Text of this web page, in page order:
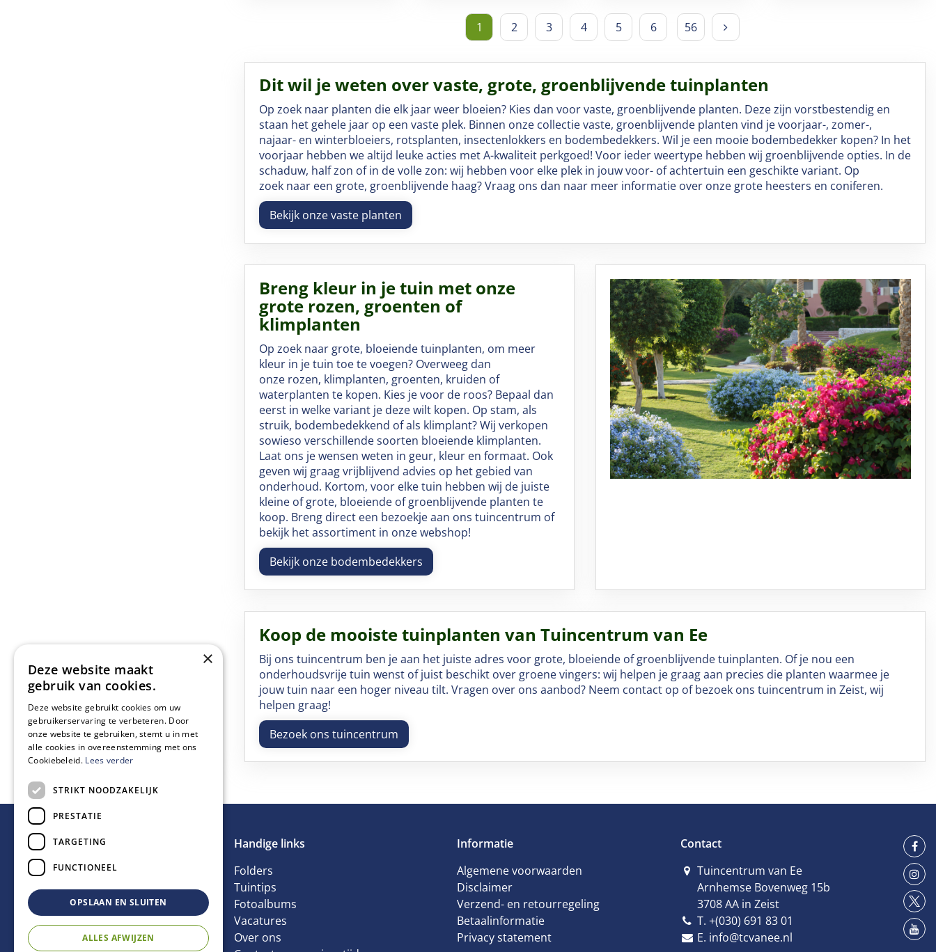
1 2 3 4 5 6 56
Dit wil je weten over vaste, grote, groenblijvende tuinplanten
Op zoek naar planten die elk jaar weer bloeien? Kies dan voor vaste, groenblijvende planten. Deze zijn vorstbestendig en
staan het gehele jaar op een vaste plek. Binnen onze collectie vaste, groenblijvende planten vind je voorjaar-, zomer-,
najaar- en winterbloeiers, rotsplanten, insectenlokkers en bodembedekkers. Wil je een mooie bodembedekker kopen? In het
voorjaar hebben we altijd leuke acties met A-kwaliteit perkgoed! Voor ieder weertype hebben wij groenblijvende opties. In de
schaduw, half zon of in de volle zon: wij hebben voor elke plek in jouw voor- of achtertuin een geschikte variant. Op
zoek naar een grote, groenblijvende haag? Vraag ons dan naar meer informatie over onze grote heesters en coniferen.
Bekijk onze vaste planten
Breng kleur in je tuin met onze
grote rozen, groenten of
klimplanten
Op zoek naar grote, bloeiende tuinplanten, om meer
kleur in je tuin toe te voegen? Overweeg dan
onze rozen, klimplanten, groenten, kruiden of
waterplanten te kopen. Kies je voor de roos? Bepaal dan
eerst in welke variant je deze wilt kopen. Op stam, als
struik, bodembedekkend of als klimplant? Wij verkopen
sowieso verschillende soorten bloeiende klimplanten.
Laat ons je wensen weten in geur, kleur en formaat. Ook
geven wij graag vrijblijvend advies op het gebied van
onderhoud. Kortom, voor elke tuin hebben wij de juiste
kleine of grote, bloeiende of groenblijvende planten te
koop. Breng direct een bezoekje aan ons tuincentrum of
bekijk het assortiment in onze webshop!
Bekijk onze bodembedekkers
Koop de mooiste tuinplanten van Tuincentrum van Ee
Bij ons tuincentrum ben je aan het juiste adres voor grote, bloeiende of groenblijvende tuinplanten. Of je nou een
onderhoudsvrije tuin wenst of juist beschikt over groene vingers: wij helpen je graag aan precies die planten waarmee je
jouw tuin naar een hoger niveau tilt. Vragen over ons aanbod? Neem contact op of bezoek ons tuincentrum in Zeist, wij
helpen graag!
Bezoek ons tuincentrum
Handige links
Folders
Tuintips
Fotoalbums
Vacatures
Over ons
Informatie
Algemene voorwaarden
Disclaimer
Verzend- en retourregeling
Betaalinformatie
Privacy statement
Contact
Tuincentrum van Ee
Arnhemse Bovenweg 15b
3708 AA in Zeist
T. +(030) 691 83 01
E. info@tcvanee.nl
×
Deze website maakt
gebruik van cookies.
Deze website gebruikt cookies om uw
gebruikerservaring te verbeteren. Door
onze website te gebruiken, stemt u in met
alle cookies in overeenstemming met ons
Cookiebeleid. Lees verder
STRIKT NOODZAKELIJK
PRESTATIE
TARGETING
FUNCTIONEEL
OPSLAAN EN SLUITEN
ALLES AFWIJZEN